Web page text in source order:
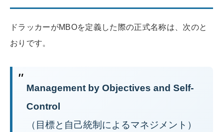
ドラッカーがMBOを定義した際の正式名称は、次のと
おりです。
Management by Objectives and Self-
Control
（目標と自己統制によるマネジメント）